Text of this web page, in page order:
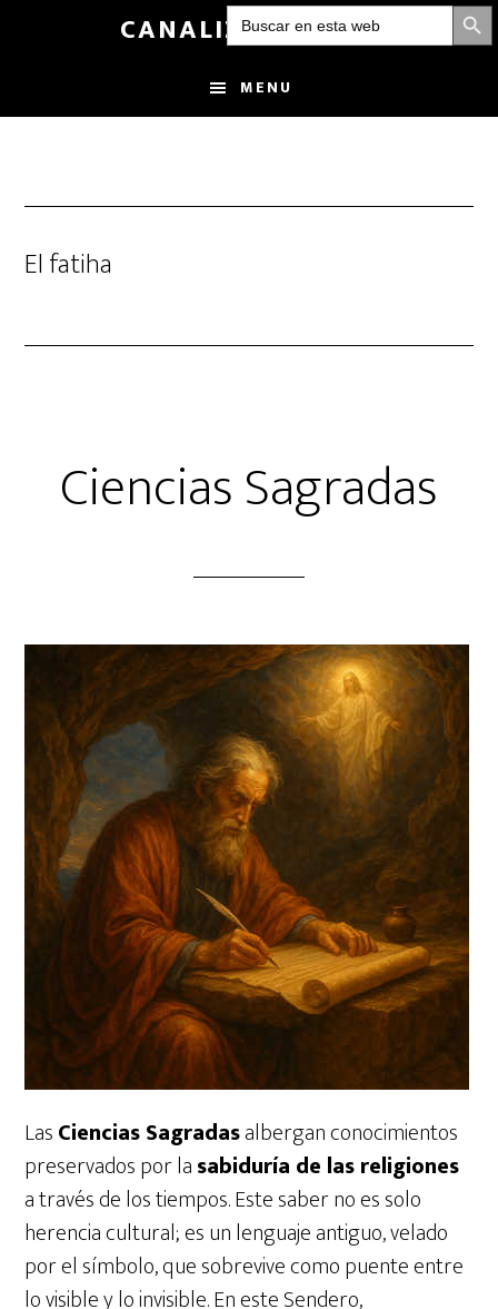
Buscar:
content
CANALIZANDOLUZ
MENU
El fatiha
Ciencias Sagradas
LasCiencias Sagradasalbergan conocimientos
preservados por lasabiduría de las religiones
a través de los tiempos. Este saber no es solo
herencia cultural; es un lenguaje antiguo, velado
por el símbolo, que sobrevive como puente entre
lo visible y lo invisible. En este Sendero,